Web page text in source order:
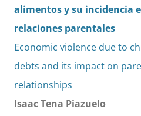
alimentos y su incidencia
relaciones parentales
Economic violence due to
debts and its impact on
relationships
Isaac Tena Piazuelo